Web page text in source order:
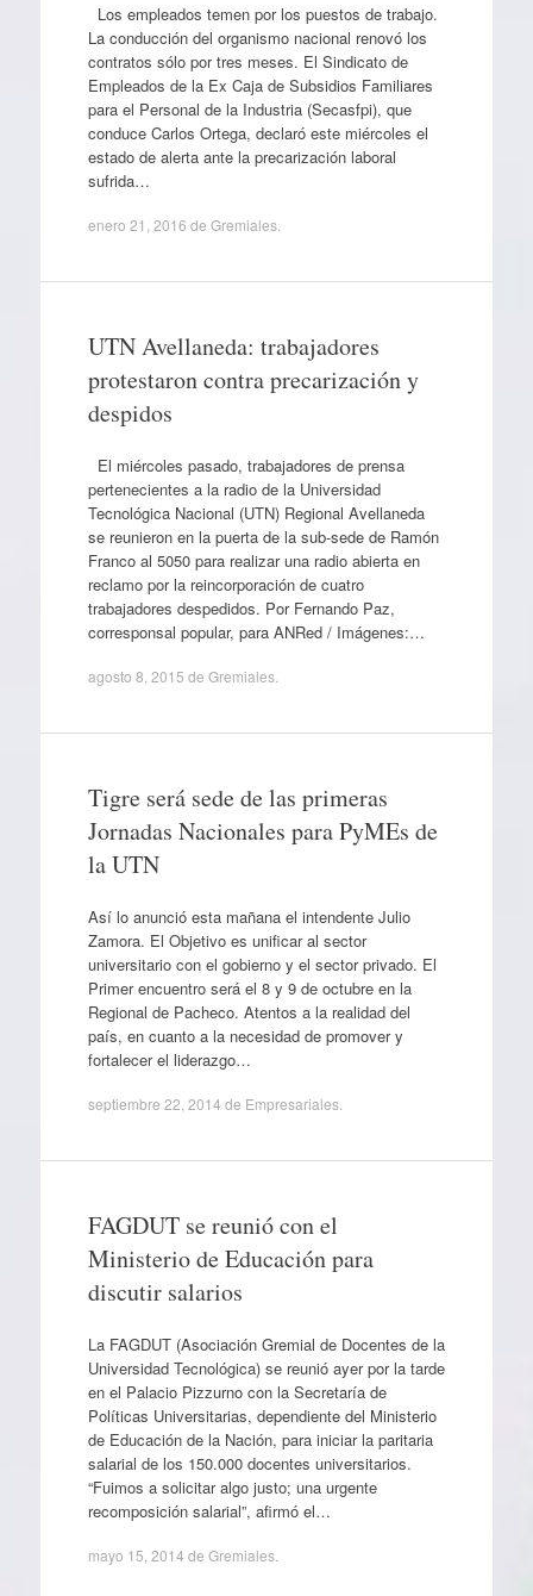
Los empleados temen por los puestos de trabajo.
La conducción del organismo nacional renovó los
contratos sólo por tres meses. El Sindicato de
Empleados de la Ex Caja de Subsidios Familiares
para el Personal de la Industria (Secasfpi), que
conduce Carlos Ortega, declaró este miércoles el
estado de alerta ante la precarización laboral
sufrida…
enero 21, 2016 de Gremiales.
UTN Avellaneda: trabajadores
protestaron contra precarización y
despidos
El miércoles pasado, trabajadores de prensa
pertenecientes a la radio de la Universidad
Tecnológica Nacional (UTN) Regional Avellaneda
se reunieron en la puerta de la sub-sede de Ramón
Franco al 5050 para realizar una radio abierta en
reclamo por la reincorporación de cuatro
trabajadores despedidos. Por Fernando Paz,
corresponsal popular, para ANRed / Imágenes:…
agosto 8, 2015 de Gremiales.
Tigre será sede de las primeras
Jornadas Nacionales para PyMEs de
la UTN
Así lo anunció esta mañana el intendente Julio
Zamora. El Objetivo es unificar al sector
universitario con el gobierno y el sector privado. El
Primer encuentro será el 8 y 9 de octubre en la
Regional de Pacheco. Atentos a la realidad del
país, en cuanto a la necesidad de promover y
fortalecer el liderazgo…
septiembre 22, 2014 de Empresariales.
FAGDUT se reunió con el
Ministerio de Educación para
discutir salarios
La FAGDUT (Asociación Gremial de Docentes de la
Universidad Tecnológica) se reunió ayer por la tarde
en el Palacio Pizzurno con la Secretaría de
Políticas Universitarias, dependiente del Ministerio
de Educación de la Nación, para iniciar la paritaria
salarial de los 150.000 docentes universitarios.
“Fuimos a solicitar algo justo; una urgente
recomposición salarial”, afirmó el…
mayo 15, 2014 de Gremiales.